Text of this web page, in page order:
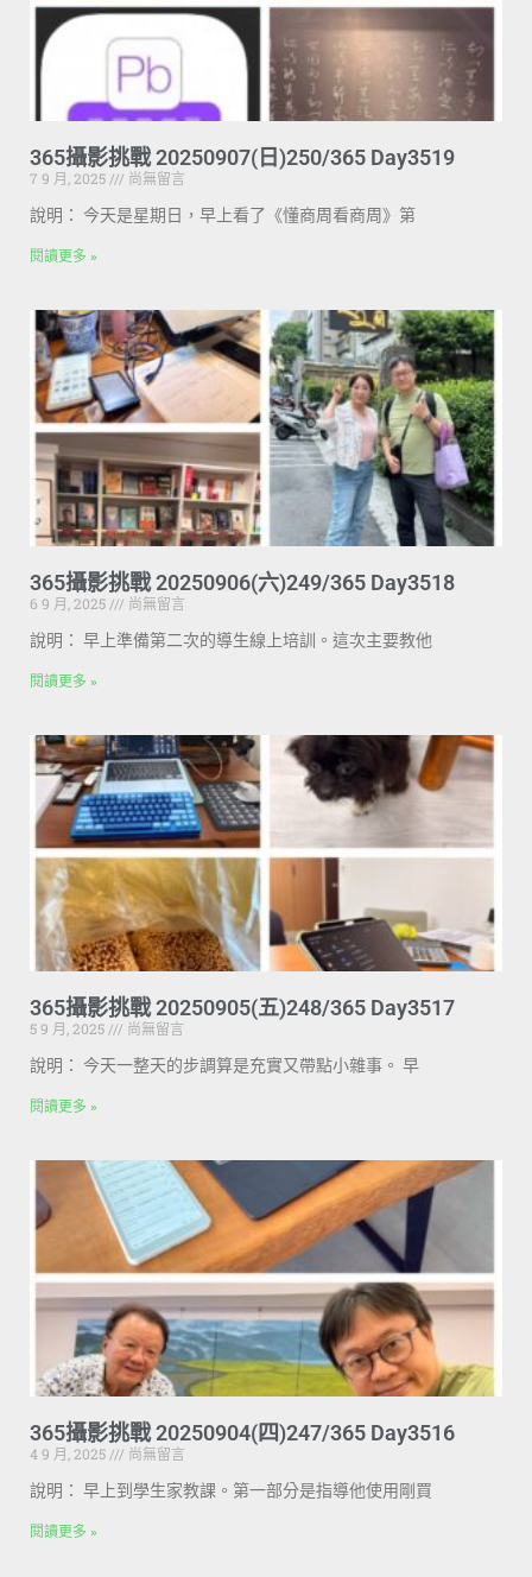
365攝影挑戰 20250907(日)250/365 Day3519
7 9 月, 2025
尚無留言
說明： 今天是星期日，早上看了《懂商周看商周》第
閱讀更多 »
365攝影挑戰 20250906(六)249/365 Day3518
6 9 月, 2025
尚無留言
說明： 早上準備第二次的導生線上培訓。這次主要教他
閱讀更多 »
365攝影挑戰 20250905(五)248/365 Day3517
5 9 月, 2025
尚無留言
說明： 今天一整天的步調算是充實又帶點小雜事。 早
閱讀更多 »
365攝影挑戰 20250904(四)247/365 Day3516
4 9 月, 2025
尚無留言
說明： 早上到學生家教課。第一部分是指導他使用剛買
閱讀更多 »